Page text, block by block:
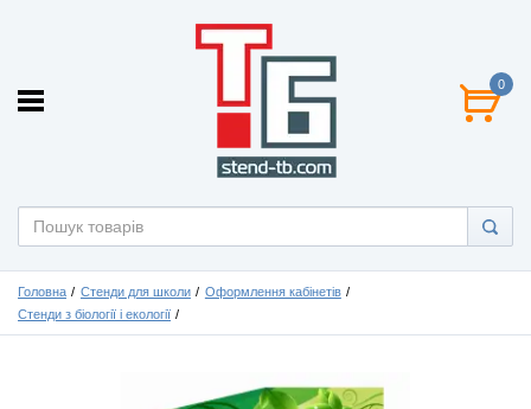
0
Головна Стенди для школи
Оформлення кабінетів
Стенди з біології і екології